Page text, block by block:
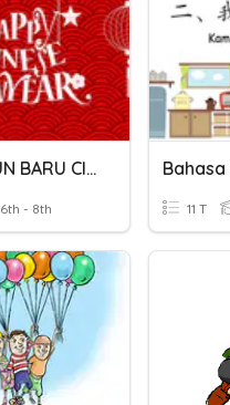
KUIZ TAHUN BARU CINA
6th - 8th 11 T